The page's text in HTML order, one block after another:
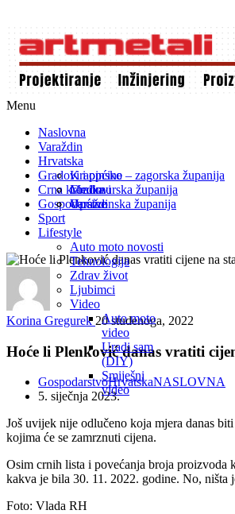
Menu
Naslovna
Varaždin
Hrvatska
Krapinsko – zagorska županija
Međimurska županija
Varaždinska županija
Gradovi i općine
Gradovi
Općine
Crna kronika
Gospodarstvo
Sport
Lifestyle
Auto moto novosti
Tehnologija
Zdrav život
Ljubimci
Video
Auto moto
video
Uradi sam
(DIY)
Smiješni
video
Korina Gregurek 20 studenoga, 2022
Hoće li Plenković danas vratiti
GospodarstvoHrvatskaNASLOVNA
5. siječnja 2023.
Još uvijek nije odlučeno koja mjera danas biti
kojima će se zamrznuti cijena.
Osim crnih lista i povećanja broja proizvoda
kakva je bila 30. 11. 2022. godine. No, ništa
Foto: Vlada RH